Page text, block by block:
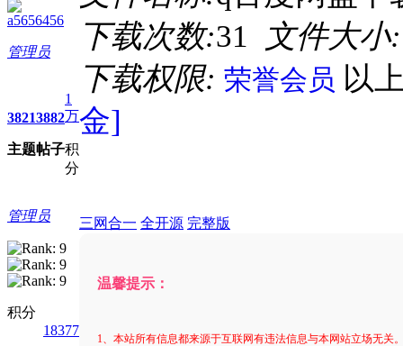
a5656456
管理员
3821
主题
3882
帖子
1
万
积
分
管理员
积分
18377
下载次数:31 文件大小:
下载权限: 荣誉会员 以
金]
三网合一 全开源 完整版
温馨提示：
1、本站所有信息都来源于互联网有违法信息与本网站立场无关